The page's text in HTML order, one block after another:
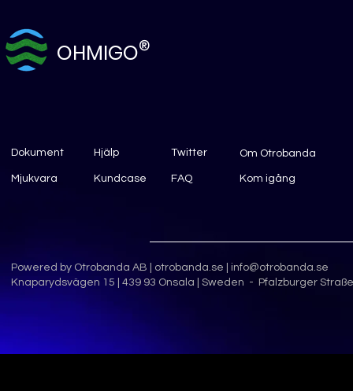
OHMIGO®
Dokument Hjälp Twitter Om Otrobanda
Mjukvara Kundcase FAQ Kom igång
Powered by Otrobanda AB | otrobanda.se
info@otrobanda.se
Knaparydsvägen 15 | 439 93 Onsala | Sweden - Pfalzburger